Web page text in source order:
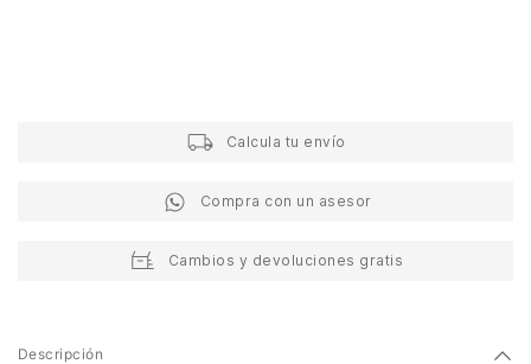
Calcula tu envío
Compra con un asesor
Cambios y devoluciones gratis
Descripción